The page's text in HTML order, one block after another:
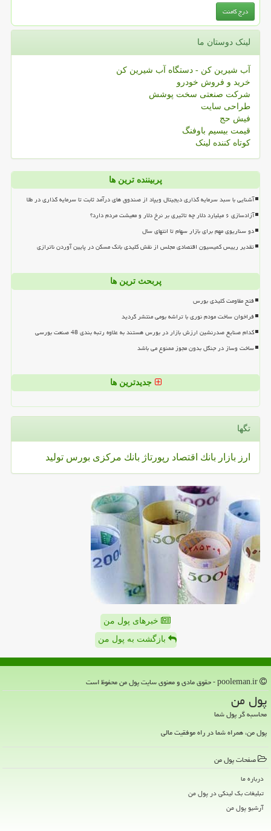
لینک دوستان ما
آب شیرین کن - دستگاه آب شیرین کن
خرید و فروش خودرو
شرکت صنعتی سخت پوشش
طراحی سایت
فیش حج
قیمت بیسیم باوفنگ
کوتاه کننده لینک
پربیننده ترین ها
آشنایی با سبد سرمایه گذاری دیجیتال ویپاد از صندوق های درآمد ثابت تا سرمایه گذاری در طلا
آزادسازی ۶ میلیارد دلار چه تاثیری بر نرخ دلار و معیشت مردم دارد؟
دو سناریوی مهم برای بازار سهام تا انتهای سال
تقدیر رییس کمیسیون اقتصادی مجلس از نقش کلیدی بانک مسکن در پایین آوردن ناترازی
پربحث ترین ها
فتح مقاومت کلیدی بورس
فراخوان ساخت مودم نوری با تراشه بومی منتشر گردید
کدام صنایع صدرنشین ارزش بازار در بورس هستند به علاوه رتبه بندی 48 صنعت بورسی
ساخت وساز در جنگل بدون مجوز ممنوع می باشد
جدیدترین ها
تگها
ارز بازار بانك اقتصاد رپورتاژ بانك مركزی بورس تولید
خبرهای پول من
بازگشت به پول من
پول من
محاسبه گر پول شما
پول من، همراه شما در راه موفقیت مالی
صفحات پول من
درباره ما
تبلیغات بک لینکی در پول من
آرشیو پول من